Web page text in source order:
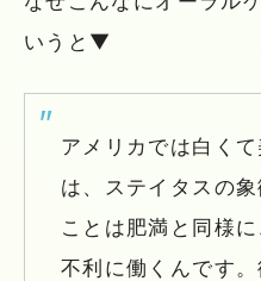
いうと▼
アメリカでは白く
は、ステイタスの
ことは肥満と同様
不利に働くんです